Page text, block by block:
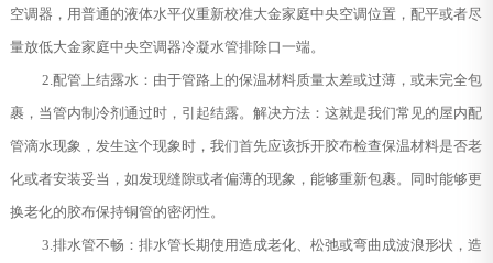
空调器，用普通的液体水平仪重新校准大金家庭中央空调位置，配平或者尽
量放低大金家庭中央空调器冷凝水管排除口一端。
2.配管上结露水：由于管路上的保温材料质量太差或过薄，或未完全包
裹，当管内制冷剂通过时，引起结露。解决方法：这就是我们常见的屋内配
管滴水现象，发生这个现象时，我们首先应该拆开胶布检查保温材料是否老
化或者安装妥当，如发现缝隙或者偏薄的现象，能够重新包裹。同时能够更
换老化的胶布保持铜管的密闭性。
3.排水管不畅：排水管长期使用造成老化、松弛或弯曲成波浪形状，造